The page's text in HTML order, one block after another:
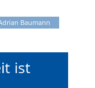
Baumann
ist